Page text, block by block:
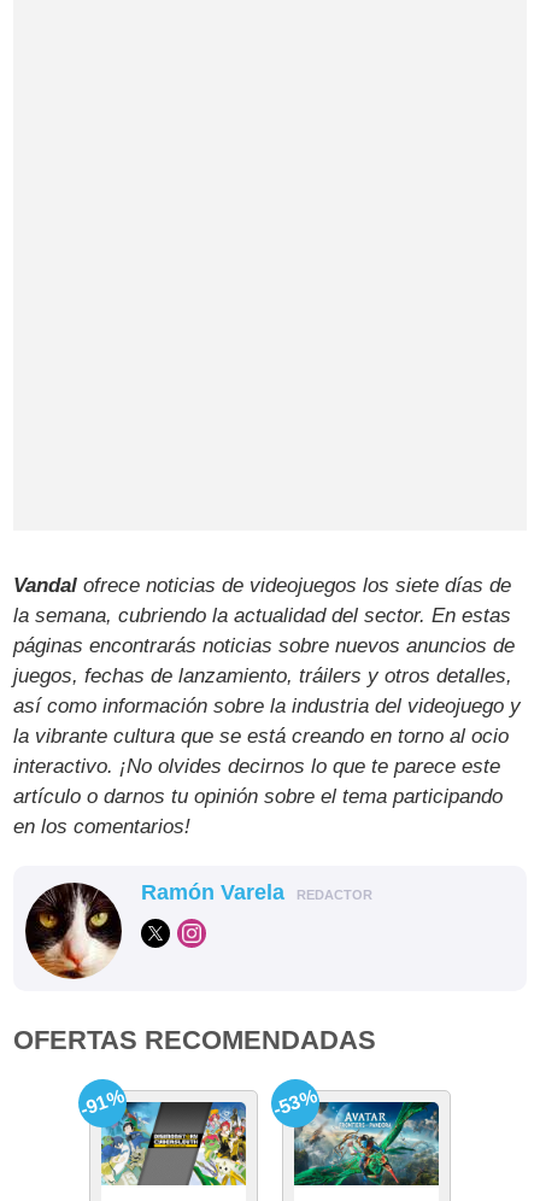
Vandal ofrece noticias de videojuegos los siete días de
la semana, cubriendo la actualidad del sector. En estas
páginas encontrarás noticias sobre nuevos anuncios de
juegos, fechas de lanzamiento, tráilers y otros detalles,
así como información sobre la industria del videojuego y
la vibrante cultura que se está creando en torno al ocio
interactivo. ¡No olvides decirnos lo que te parece este
artículo o darnos tu opinión sobre el tema participando
en los comentarios!
Ramón Varela REDACTOR
OFERTAS RECOMENDADAS
-91% -53%